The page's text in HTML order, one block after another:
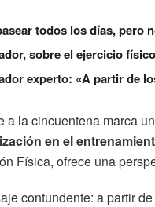
todos los días,
sobre el ejercicio
experto: «A partir de
a la cincuentena marca
en el
Física, ofrece una
contundente: a partir